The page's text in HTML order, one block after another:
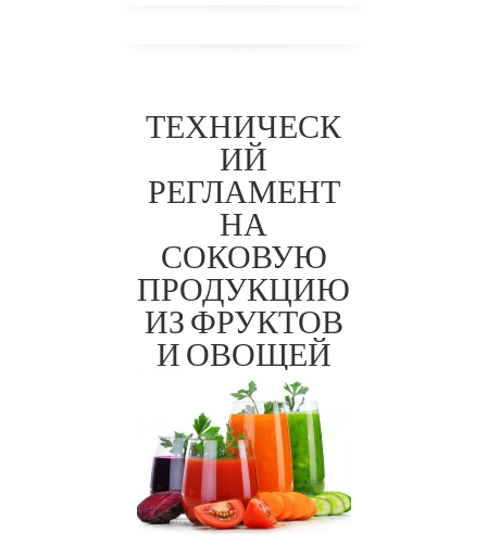
ТР ТС
023/201
1
ТЕХНИЧЕСК
ИЙ
РЕГЛАМЕНТ
НА
СОКОВУЮ
ПРОДУКЦИЮ
ИЗ ФРУКТОВ
И ОВОЩЕЙ